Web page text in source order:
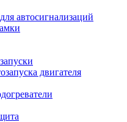
автосигнализаций
двигателя